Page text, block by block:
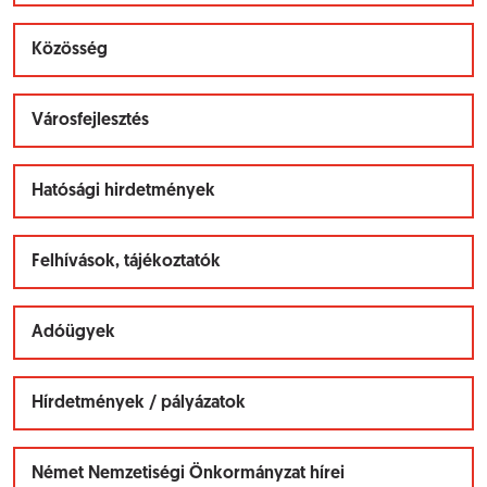
Közösség
Városfejlesztés
Hatósági hirdetmények
Felhívások, tájékoztatók
Adóügyek
Hírdetmények / pályázatok
Német Nemzetiségi Önkormányzat hírei